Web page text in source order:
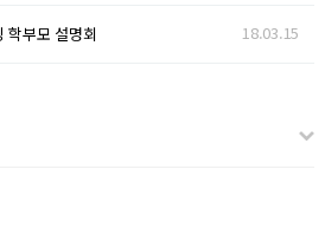
학부모 설명회 18.03.15